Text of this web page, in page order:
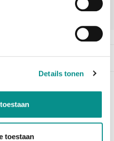
Details tonen
toestaan